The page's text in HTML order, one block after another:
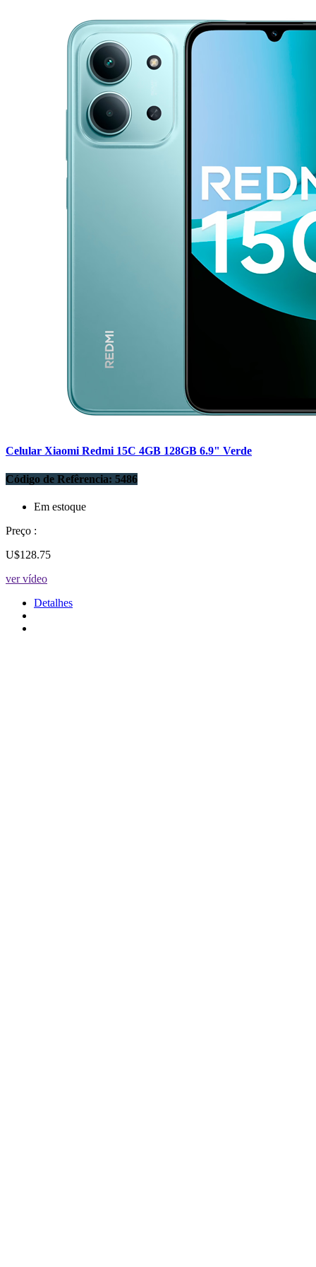
Celular Xiaomi Redmi 15C 4GB 128GB 6.9" Verde
Código de Refêrencia: 5486
Em estoque
Preço :
U$128.75
ver vídeo
Detalhes